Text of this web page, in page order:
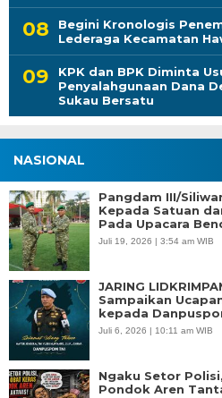
Begini Kronologis
Lederaga Kecamatan
KPK dan BPK Diminta
Penyalahgunaan Dana
Sukau Bersatu
NASIONAL
Pangdam III/
Kepada Satuan
Pada Upacara
Juli 19, 2026 | 3:54 am WIB
JARING
Sampaikan
kepada
Juli 6, 2026 | 10:11 am WIB
Ngaku Setor
Pondok Aren